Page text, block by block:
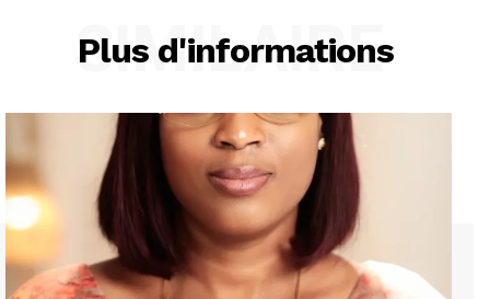
Plus d'informations
SIMILAIRE